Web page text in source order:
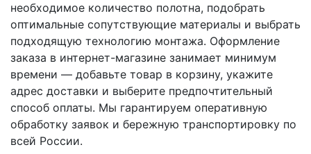
необходимое количество полотна, подобрать
оптимальные сопутствующие материалы и выбрать
подходящую технологию монтажа. Оформление
заказа в интернет-магазине занимает минимум
времени — добавьте товар в корзину, укажите
адрес доставки и выберите предпочтительный
способ оплаты. Мы гарантируем оперативную
обработку заявок и бережную транспортировку по
всей России.